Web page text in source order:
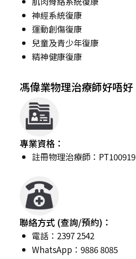
神經系統復康
運動創傷復康
兒童及青少年復康
精神健康復康
馮偉業物理治療師好唔好
專業資格：
註冊物理治療師：PT100919
聯絡方式 (查詢/預約)：
電話：2397 2542
WhatsApp：9886 8085